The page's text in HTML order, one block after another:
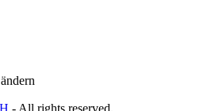
- All rights reserved.